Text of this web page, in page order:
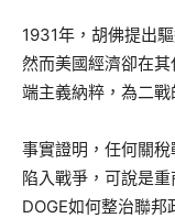
1931年，胡佛提出
然而美國經濟卻在
端主義納粹，為二戰
事實證明，任何關
陷入戰爭，可說是
DOGE如何整治聯